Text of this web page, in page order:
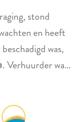
stond
en heeft
was,
Verhuurder was
we nodig
bedden.